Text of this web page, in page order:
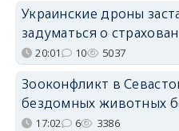
Украинские дроны
задуматься о
20:01 10 5037
Зооконфликт в
бездомных животных
17:02 6 3386